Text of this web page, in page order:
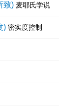
致) 麦耶氏学说
) 密实度控制